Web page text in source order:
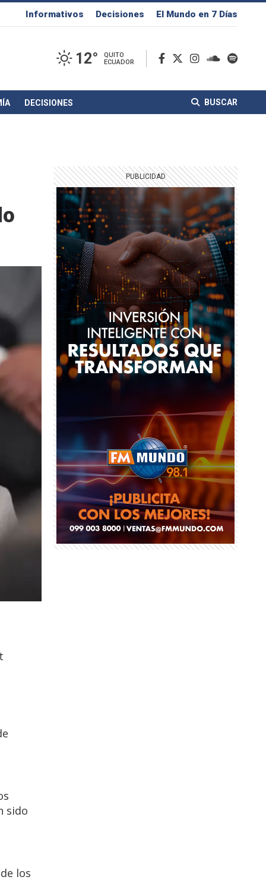
Informativos Decisiones El Mundo en 7 Días
12°
QUITO
ECUADOR
DECISIONES BUSCAR
sido
los